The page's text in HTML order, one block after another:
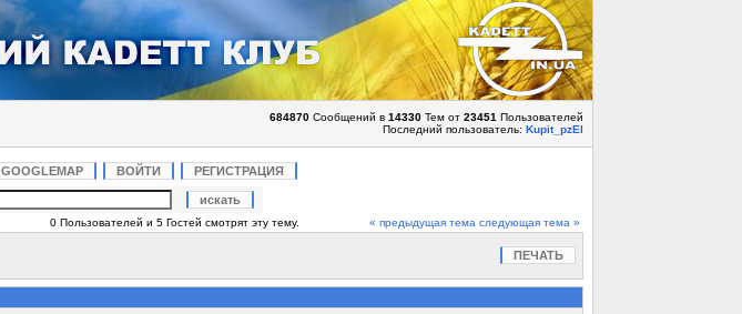
684870Сообщений в 14330Тем от 23451 Пользователей
Последний пользователь: Kupit_pzEl
GOOGLEMAP ВОЙТИ РЕГИСТРАЦИЯ
0 Пользователей и 5 Гостей смотрят эту тему. « предыдущая тема следующая тема »
ПЕЧАТЬ